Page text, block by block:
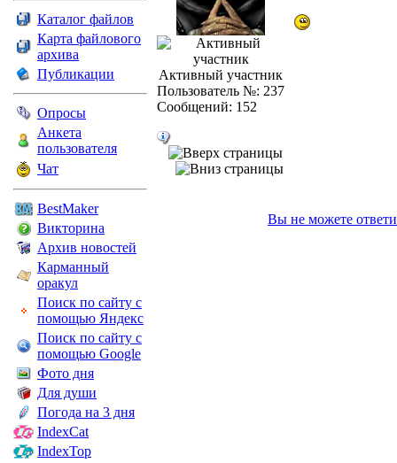
Каталог файлов
Карта файлового
архива
Публикации
Опросы
Анкета
пользователя
Чат
BestMaker
Викторина
Архив новостей
Карманный
оракул
Поиск по сайту с
помощью Яндекс
Поиск по сайту с
помощью Google
Фото дня
Для души
Погода на 3 дня
IndexCat
IndexTop
Активный участник
Пользователь №: 237
Сообщений: 152
Вы не можете